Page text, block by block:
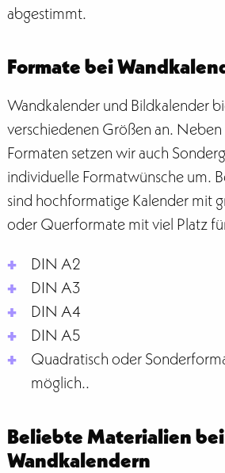
abgestimmt.
Formate bei
Wandkalender und Bildkalender
verschiedenen Größen an.
Formaten setzen wir auch
individuelle Formatwünsche um.
sind hochformatige Kalender mit
oder Querformate mit viel Platz
DIN A2
DIN A3
DIN A4
DIN A5
Quadratisch oder
möglich..
Beliebte Materialien bei
Wandkalendern